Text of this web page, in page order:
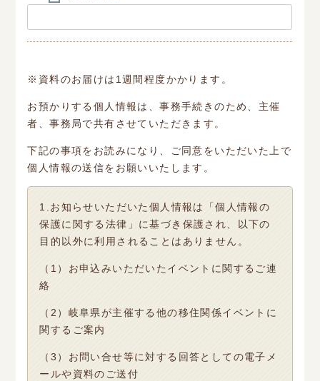
※資料のお届けは1週間程度かかります。
お預かりする個人情報は、事務手続きのため、主催
者、事務局で共有させていただきます。
下記の事項をお読みになり、ご同意をいただいた上で
個人情報の送信をお願いいたします。
1.お知らせいただいた個人情報は「個人情報の
保護に関する法律」に基づき保護され、以下の
目的以外に利用されることはありません。
（1）お申込みいただいたイベントに関するご連
絡
（2）岐阜県が主催する他の移住関係イベントに
関するご案内
（3）お問い合せ等に対する回答としての電子メ
ールや資料のご送付